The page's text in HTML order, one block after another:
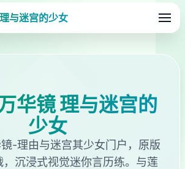
与迷宫的少女
华镜 理与迷宫的
少女
-理由与迷宫其少女门户，原版
，沉浸式视觉迷你言历练。与莲